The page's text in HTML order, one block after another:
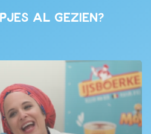
al gezien?